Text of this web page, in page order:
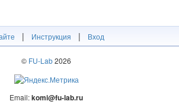
| Инструкция | Вход
© FU-Lab2026
Email:komi@fu-lab.ru